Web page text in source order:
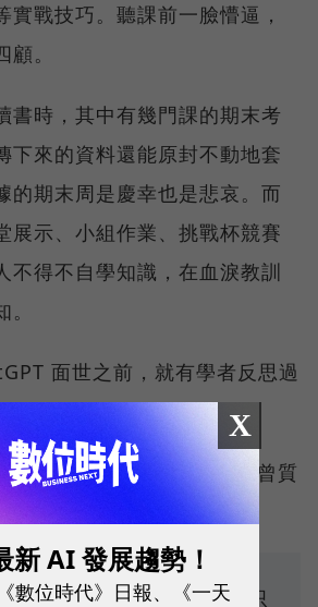
實戰技巧。聽課前一臉懵逼，
。
書時，其中有幾門課的期末考
下來的資料還能原封不動地套
的期末周是慶幸也是悲哀。而
展示、小組作業、挑戰杯競賽
不得不自學知識，在血淚教訓
面世之前，就有學者反思過
式。
授 Danny Oppenheimer 曾質
時代，為什麼大學考試還只
X
新 AI 發展趨勢！
數位時代》日報、《一天